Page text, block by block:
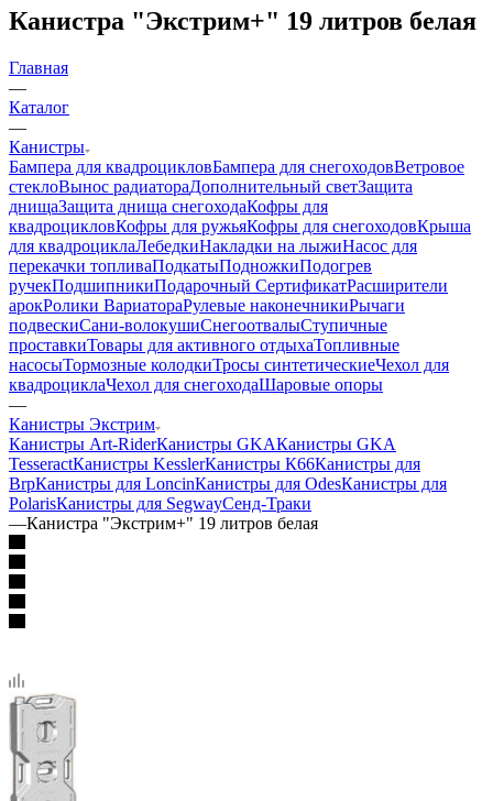
Канистра "Экстрим+" 19 литров белая
Главная
—
Каталог
—
Канистры
Бампера для квадроцикловБампера для снегоходовВетровое
стеклоВынос радиатораДополнительный светЗащита
днищаЗащита днища снегоходаКофры для
квадроцикловКофры для ружьяКофры для снегоходовКрыша
для квадроциклаЛебедкиНакладки на лыжиНасос для
перекачки топливаПодкатыПодножкиПодогрев
ручекПодшипникиПодарочный СертификатРасширители
арокРолики ВариатораРулевые наконечникиРычаги
подвескиСани-волокушиСнегоотвалыСтупичные
проставкиТовары для активного отдыхаТопливные
насосыТормозные колодкиТросы синтетическиеЧехол для
квадроциклаЧехол для снегоходаШаровые опоры
—
Канистры Экстрим
Канистры Art-RiderКанистры GKAКанистры GKA
TesseractКанистры KesslerКанистры К66Канистры для
BrpКанистры для LoncinКанистры для OdesКанистры для
PolarisКанистры для SegwayСенд-Траки
—Канистра "Экстрим+" 19 литров белая